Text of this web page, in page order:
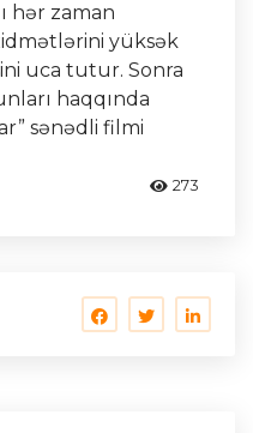
hər zaman
yüksək
uca tutur. Sonra
haqqında
sənədli filmi
273